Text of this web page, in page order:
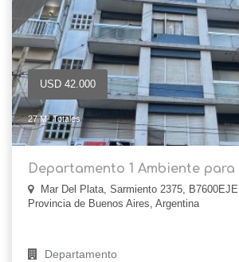
USD 42.000
27 M² Totales
Departamento 1 Ambiente para
Mar Del Plata, Sarmiento 2375,
Provincia de Buenos Aires, Argentina
Departamento